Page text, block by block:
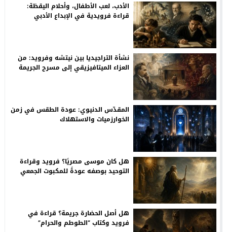
الأدب، لعب الأطفال، وأحلام اليقظة:
قراءة فرويدية في الإبداع الأدبي
نشأة التراجيديا بين نيتشه وفرويد: من
العزاء الميتافيزيقي إلى مسرح الجريمة
المقدّس الدنيوي: عودة الطقس في زمن
الخوارزميات والاستهلاك
هل كان موسى مصريًا؟ فرويد وقراءة
التوحيد بوصفه عودةً للمكبوت الجمعي
هل أصل الحضارة جريمة؟ قراءة في
فرويد وكتاب “الطوطم والحرام”